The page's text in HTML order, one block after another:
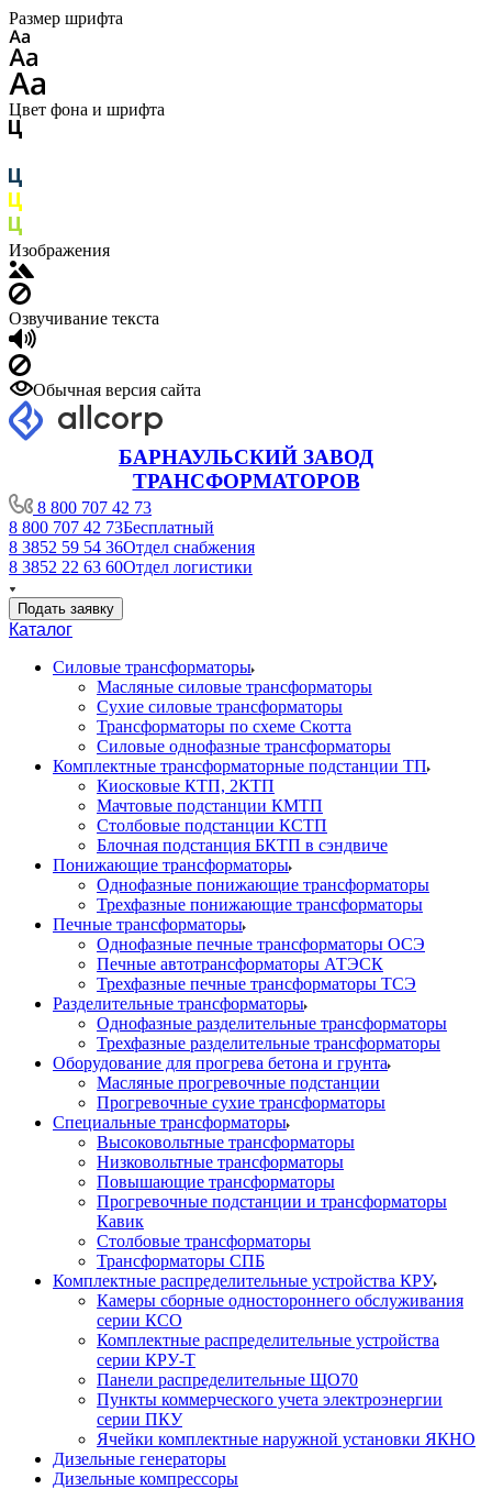
Размер шрифта
Цвет фона и шрифта
Изображения
Озвучивание текста
Обычная версия сайта
БАРНАУЛЬСКИЙ ЗАВОД
ТРАНСФОРМАТОРОВ
8 800 707 42 73
8 800 707 42 73Бесплатный
8 3852 59 54 36Отдел снабжения
8 3852 22 63 60Отдел логистики
Подать заявку
Каталог
Силовые трансформаторы
Масляные силовые трансформаторы
Сухие силовые трансформаторы
Трансформаторы по схеме Скотта
Силовые однофазные трансформаторы
Комплектные трансформаторные подстанции ТП
Киосковые КТП, 2КТП
Мачтовые подстанции КМТП
Столбовые подстанции КСТП
Блочная подстанция БКТП в сэндвиче
Понижающие трансформаторы
Однофазные понижающие трансформаторы
Трехфазные понижающие трансформаторы
Печные трансформаторы
Однофазные печные трансформаторы ОСЭ
Печные автотрансформаторы АТЭСК
Трехфазные печные трансформаторы ТСЭ
Разделительные трансформаторы
Однофазные разделительные трансформаторы
Трехфазные разделительные трансформаторы
Оборудование для прогрева бетона и грунта
Масляные прогревочные подстанции
Прогревочные сухие трансформаторы
Специальные трансформаторы
Высоковольтные трансформаторы
Низковольтные трансформаторы
Повышающие трансформаторы
Прогревочные подстанции и трансформаторы
Кавик
Столбовые трансформаторы
Трансформаторы СПБ
Комплектные распределительные устройства КРУ
Камеры сборные одностороннего обслуживания
серии КСО
Комплектные распределительные устройства
серии КРУ-Т
Панели распределительные ЩО70
Пункты коммерческого учета электроэнергии
серии ПКУ
Ячейки комплектные наружной установки ЯКНО
Дизельные генераторы
Дизельные компрессоры